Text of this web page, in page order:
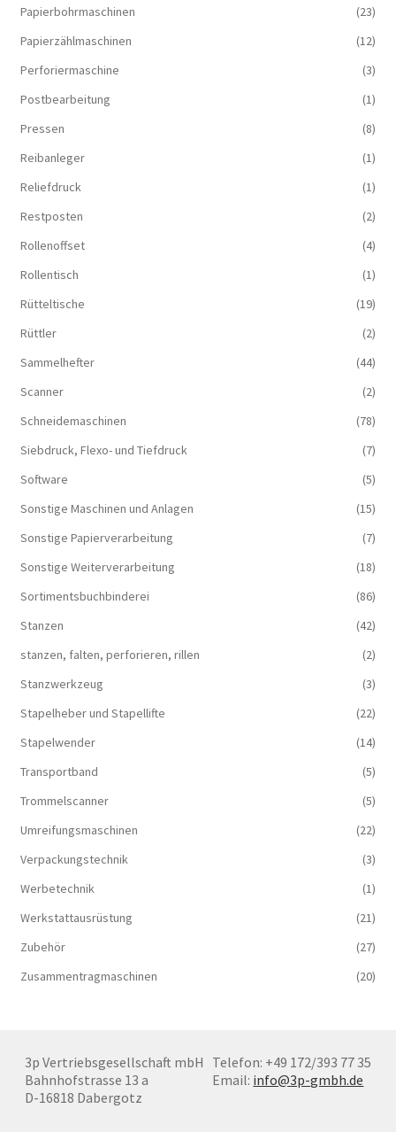
Papierbohrmaschinen
(23)
Papierzählmaschinen
(12)
Perforiermaschine
(3)
Postbearbeitung
(1)
Pressen
(8)
Reibanleger
(1)
Reliefdruck
(1)
Restposten
(2)
Rollenoffset
(4)
Rollentisch
(1)
Rütteltische
(19)
Rüttler
(2)
Sammelhefter
(44)
Scanner
(2)
Schneidemaschinen
(78)
Siebdruck, Flexo- und Tiefdruck
(7)
Software
(5)
Sonstige Maschinen und Anlagen
(15)
Sonstige Papierverarbeitung
(7)
Sonstige Weiterverarbeitung
(18)
Sortimentsbuchbinderei
(86)
Stanzen
(42)
stanzen, falten, perforieren, rillen
(2)
Stanzwerkzeug
(3)
Stapelheber und Stapellifte
(22)
Stapelwender
(14)
Transportband
(5)
Trommelscanner
(5)
Umreifungsmaschinen
(22)
Verpackungstechnik
(3)
Werbetechnik
(1)
Werkstattausrüstung
(21)
Zubehör
(27)
Zusammentragmaschinen
(20)
3p Vertriebsgesellschaft mbH
Bahnhofstrasse 13 a
D-16818 Dabergotz
Telefon: +49 172/393 77 35
Email: info@3p-gmbh.de